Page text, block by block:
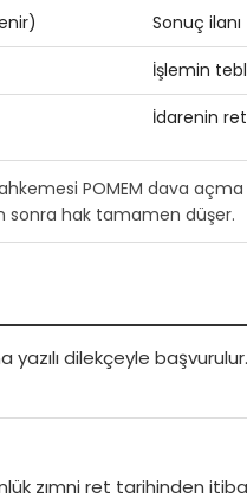
Sonuç
İşlemin
İdarenin
POMEM dava
sonra hak tamamen düşer.
yazılı dilekçeyle
zımni ret tarihinden